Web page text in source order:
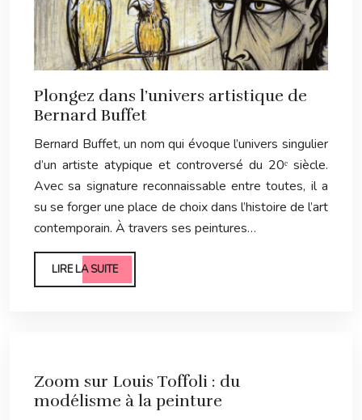
Plongez dans l’univers artistique de
Bernard Buffet
Bernard Buffet, un nom qui évoque l’univers singulier
d’un artiste atypique et controversé du 20ᵉ siècle.
Avec sa signature reconnaissable entre toutes, il a
su se forger une place de choix dans l’histoire de l’art
contemporain. À travers ses peintures…
LIRE LA SUITE
Zoom sur Louis Toffoli : du
modélisme à la peinture